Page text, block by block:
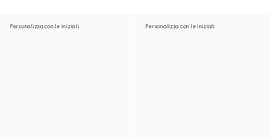
Personalizza con le iniziali Personalizza con le iniziali